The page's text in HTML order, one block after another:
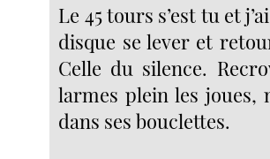
Le 45 tours s’est tu et
disque se lever et
Celle du silence.
larmes plein les joues,
dans ses bouclettes.